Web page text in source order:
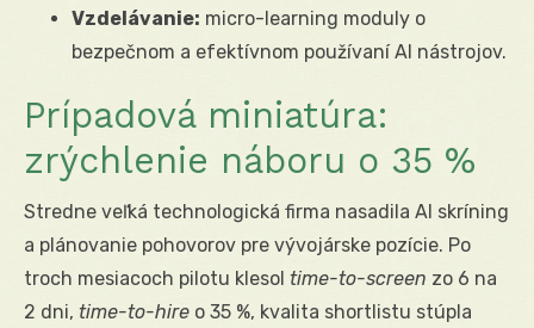
Vzdelávanie: micro-learning moduly o
bezpečnom a efektívnom používaní AI nástrojov.
Prípadová miniatúra:
zrýchlenie náboru o 35 %
Stredne veľká technologická firma nasadila AI skríning
a plánovanie pohovorov pre vývojárske pozície. Po
troch mesiacoch pilotu klesol time-to-screen zo 6 na
2 dni, time-to-hire o 35 %, kvalita shortlistu stúpla